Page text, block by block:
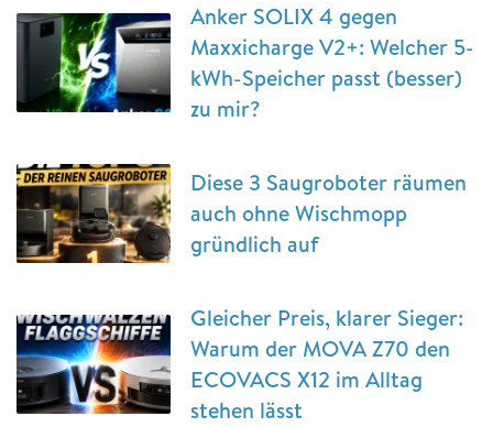
Anker SOLIX 4 gegen
Maxxicharge V2+: Welcher 5-
kWh-Speicher passt (besser)
zu mir?
Diese 3 Saugroboter räumen
auch ohne Wischmopp
gründlich auf
Gleicher Preis, klarer Sieger:
Warum der MOVA Z70 den
ECOVACS X12 im Alltag
stehen lässt